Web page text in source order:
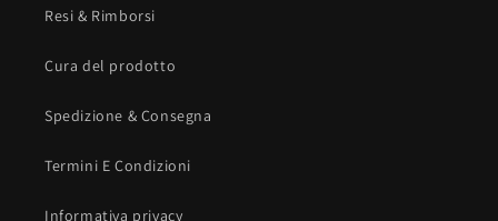
Resi & Rimborsi
Cura del prodotto
Spedizione & Consegna
Termini E Condizioni
Informativa privacy